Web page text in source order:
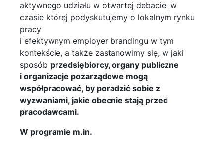
aktywnego udziału w otwartej debacie, w
czasie której podyskutujemy o lokalnym rynku
pracy
i efektywnym employer brandingu w tym
kontekście, a także zastanowimy się, w jaki
sposób przedsiębiorcy, organy publiczne
i organizacje pozarządowe mogą
współpracować, by poradzić sobie z
wyzwaniami, jakie obecnie stają przed
pracodawcami.
W programie m.in.